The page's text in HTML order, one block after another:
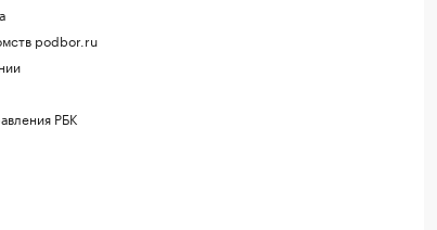
podbor.ru
РБК